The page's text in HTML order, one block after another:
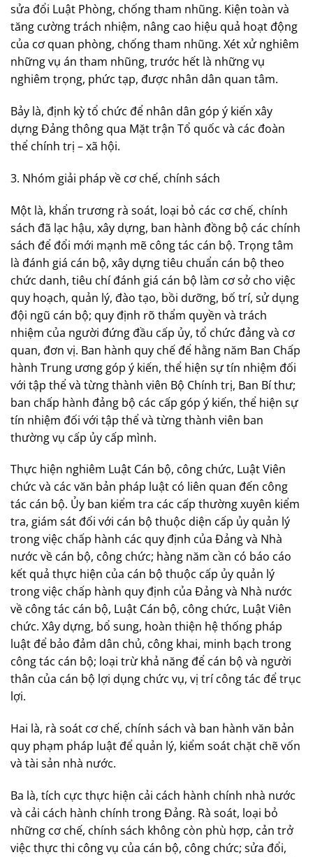
sửa đổi Luật Phòng, chống tham nhũng. Kiện toàn và
tăng cường trách nhiệm, nâng cao hiệu quả hoạt động
của cơ quan phòng, chống tham nhũng. Xét xử nghiêm
những vụ án tham nhũng, trước hết là những vụ
nghiêm trọng, phức tạp, được nhân dân quan tâm.
Bảy là, định kỳ tổ chức để nhân dân góp ý kiến xây
dựng Đảng thông qua Mặt trận Tổ quốc và các đoàn
thể chính trị – xã hội.
3. Nhóm giải pháp về cơ chế, chính sách
Một là, khẩn trương rà soát, loại bỏ các cơ chế, chính
sách đã lạc hậu, xây dựng, ban hành đồng bộ các chính
sách để đổi mới mạnh mẽ công tác cán bộ. Trọng tâm
là đánh giá cán bộ, xây dựng tiêu chuẩn cán bộ theo
chức danh, tiêu chí đánh giá cán bộ làm cơ sở cho việc
quy hoạch, quản lý, đào tạo, bồi dưỡng, bố trí, sử dụng
đội ngũ cán bộ; quy định rõ thẩm quyền và trách
nhiệm của người đứng đầu cấp ủy, tổ chức đảng và cơ
quan, đơn vị. Ban hành quy chế để hằng năm Ban Chấp
hành Trung ương góp ý kiến, thể hiện sự tín nhiệm đối
với tập thể và từng thành viên Bộ Chính trị, Ban Bí thư;
ban chấp hành đảng bộ các cấp góp ý kiến, thể hiện sự
tín nhiệm đối với tập thể và từng thành viên ban
thường vụ cấp ủy cấp mình.
Thực hiện nghiêm Luật Cán bộ, công chức, Luật Viên
chức và các văn bản pháp luật có liên quan đến công
tác cán bộ. Ủy ban kiểm tra các cấp thường xuyên kiểm
tra, giám sát đối với cán bộ thuộc diện cấp ủy quản lý
trong việc chấp hành các quy định của Đảng và Nhà
nước về cán bộ, công chức; hàng năm cần có báo cáo
kết quả thực hiện của cán bộ thuộc cấp ủy quản lý
trong việc chấp hành quy định của Đảng và Nhà nước
về công tác cán bộ, Luật Cán bộ, công chức, Luật Viên
chức. Xây dựng, bổ sung, hoàn thiện hệ thống pháp
luật để bảo đảm dân chủ, công khai, minh bạch trong
công tác cán bộ; loại trừ khả năng để cán bộ và người
thân của cán bộ lợi dụng chức vụ, vị trí công tác để trục
lợi.
Hai là, rà soát cơ chế, chính sách và ban hành văn bản
quy phạm pháp luật để quản lý, kiểm soát chặt chẽ vốn
và tài sản nhà nước.
Ba là, tích cực thực hiện cải cách hành chính nhà nước
và cải cách hành chính trong Đảng. Rà soát, loại bỏ
những cơ chế, chính sách không còn phù hợp, cản trở
việc thực thi công vụ của cán bộ, công chức; sửa đổi,